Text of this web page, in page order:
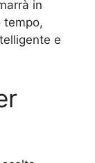
in
tempo,
e